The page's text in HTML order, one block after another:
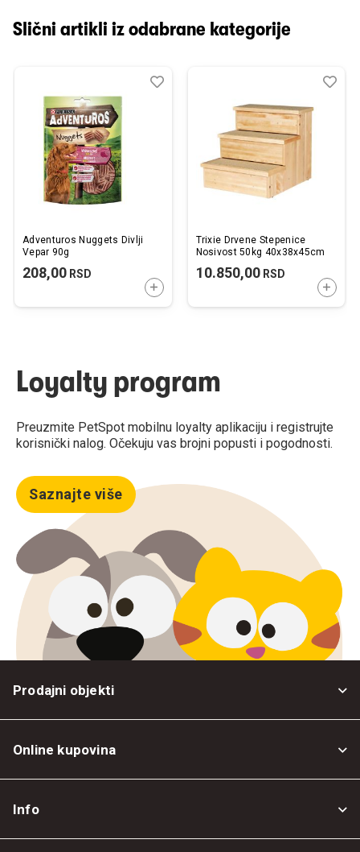
Slični artikli iz odabrane kategorije
Adventuros Nuggets Divlji
Vepar 90g
208,00 RSD
DODAJTE U KORPU
Dodaj
Uporedi
Trixie Drvene Stepenice
Nosivost 50kg 40x38x45cm
10.850,00RSD
Loyalty program
Preuzmite PetSpot mobilnu loyalty aplikaciju i registrujte
korisnički nalog. Očekuju vas brojni popusti i pogodnosti.
Saznajte više
Prodajni objekti
Online kupovina
Info